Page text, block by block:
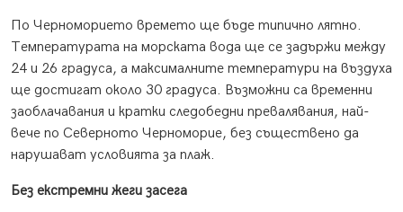
По Черноморието времето ще бъде типично лятно.
Температурата на морската вода ще се задържи между
24 и 26 градуса, а максималните температури на въздуха
ще достигат около 30 градуса. Възможни са временни
заоблачавания и кратки следобедни превалявания, най-
вече по Северното Черноморие, без съществено да
нарушават условията за плаж.
Без екстремни жеги засега